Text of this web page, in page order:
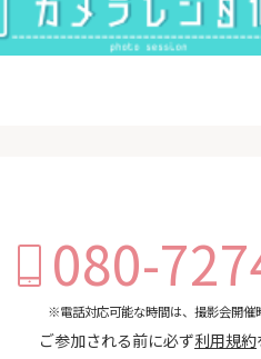
080-
※電話対応可能な時間は、撮影会開催
ご参加される前に必ず利用規約